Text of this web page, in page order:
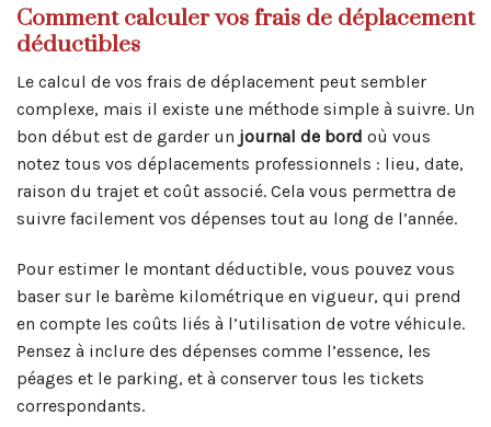
Comment calculer vos frais de déplacement
déductibles
Le calcul de vos frais de déplacement peut sembler
complexe, mais il existe une méthode simple à suivre. Un
bon début est de garder un journal de bord où vous
notez tous vos déplacements professionnels : lieu, date,
raison du trajet et coût associé. Cela vous permettra de
suivre facilement vos dépenses tout au long de l’année.
Pour estimer le montant déductible, vous pouvez vous
baser sur le barème kilométrique en vigueur, qui prend
en compte les coûts liés à l’utilisation de votre véhicule.
Pensez à inclure des dépenses comme l’essence, les
péages et le parking, et à conserver tous les tickets
correspondants.